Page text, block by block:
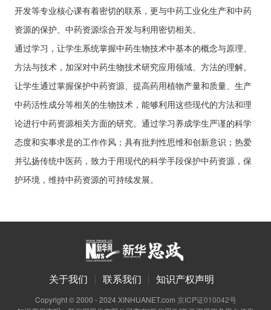
开发等专业核心课有着密切的联系，更与中药工业化生产和中药
资源的保护、中药资源综合开发与利用密切相关。
通过学习，让学生系统掌握中药生物技术中基本的概念与原理、
方法与技术，加深对中药生物技术研究应用领域、方法的理解。
让学生通过掌握保护中药资源 提高药用植物产量和质量、生产
中药活性成分等相关的生物技术，能够利用这些现代的方法和理
论进行中药资源相关方面的研究。通过学习 养成学生严谨的科学
态度和实事求是的工作作风；具有批判性思维和创新意识 ； 热爱
并弘扬传统中医药，致力于用现代的科学手段保护中药资源，保
护环境，维持中药资源的可持续发展。
关于我们 联系我们 知识产权声明
Copyright © 2000 - 2024 XINHUANET.com 京ICP证010042号